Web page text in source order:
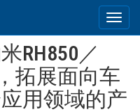
RH850／
拓展面向车
用领域的产